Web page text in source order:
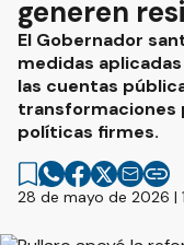
generen
El Gobernador
medidas
las cuentas
transformaciones
políticas firmes.
28 de mayo de 2026 |